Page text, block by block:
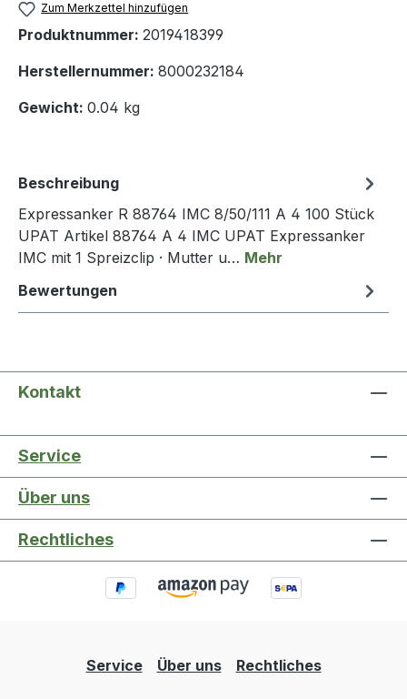
Zum Merkzettel hinzufügen
Produktnummer: 2019418399
Herstellernummer: 8000232184
Gewicht: 0.04 kg
Beschreibung
Expressanker R 88764 IMC 8/50/111 A 4 100 Stück
UPAT Artikel 88764 A 4 IMC UPAT Expressanker
IMC mit 1 Spreizclip · Mutter u… Mehr
Bewertungen
Kontakt
Service
Über uns
Rechtliches
Service Über uns Rechtliches